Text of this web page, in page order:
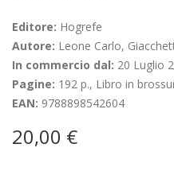
Editore: Hogrefe
Autore: Leone Carlo,
In commercio dal: 20 Luglio
Pagine: 192 p., Libro in
EAN: 9788898542604
20,00 €